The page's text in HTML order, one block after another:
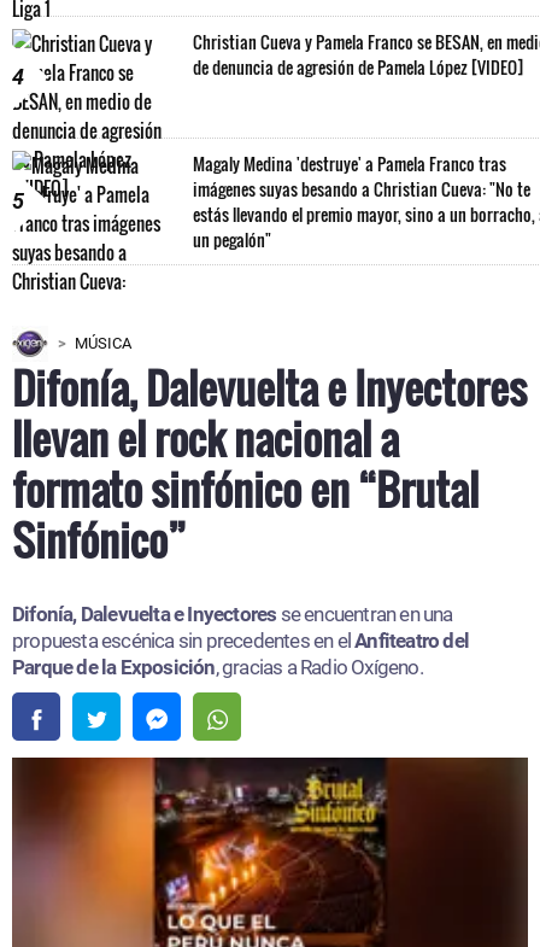
4
Christian Cueva y Pamela Franco se BESAN, en
de denuncia de agresión de Pamela López [VIDEO]
5
Magaly Medina 'destruye' a Pamela Franco tras
imágenes suyas besando a Christian Cueva: "No te
estás llevando el premio mayor, sino a un borracho,
un pegalón"
MÚSICA
Difonía, Dalevuelta e Inyectores
llevan el rock nacional a
formato sinfónico en “Brutal
Sinfónico”
Difonía, Dalevuelta e Inyectores se encuentran en una
propuesta escénica sin precedentes en elAnfiteatro del
Parque de la Exposición, gracias a Radio Oxígeno.